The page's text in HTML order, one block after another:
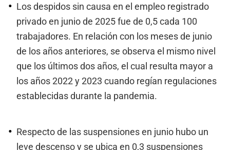
Los despidos sin causa en el empleo registrado
privado en junio de 2025 fue de 0,5 cada 100
trabajadores. En relación con los meses de junio
de los años anteriores, se observa el mismo nivel
que los últimos dos años, el cual resulta mayor a
los años 2022 y 2023 cuando regían regulaciones
establecidas durante la pandemia.
Respecto de las suspensiones en junio hubo un
leve descenso y se ubica en 0,3 suspensiones